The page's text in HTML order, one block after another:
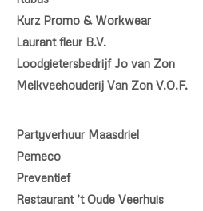
Kurz Promo & Workwear
Laurant fleur B.V.
Loodgietersbedrijf Jo van Zon
Melkveehouderij Van Zon V.O.F.
Partyverhuur Maasdriel
Pemeco
Preventief
Restaurant ’t Oude Veerhuis